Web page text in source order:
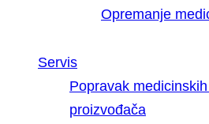
Opremanje
Servis
Popravak
proizvođača